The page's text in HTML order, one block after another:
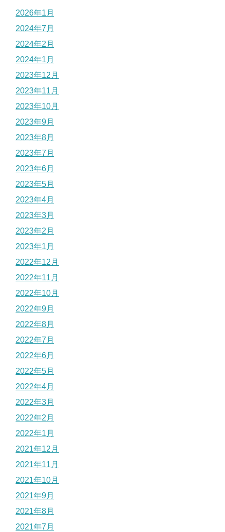
2026年1月
2024年7月
2024年2月
2024年1月
2023年12月
2023年11月
2023年10月
2023年9月
2023年8月
2023年7月
2023年6月
2023年5月
2023年4月
2023年3月
2023年2月
2023年1月
2022年12月
2022年11月
2022年10月
2022年9月
2022年8月
2022年7月
2022年6月
2022年5月
2022年4月
2022年3月
2022年2月
2022年1月
2021年12月
2021年11月
2021年10月
2021年9月
2021年8月
2021年7月